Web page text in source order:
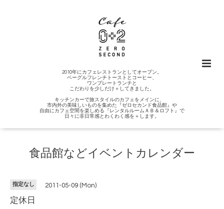
2010年にカフェレストランとしてオープン。
ベーグルフレンチトーストとコーヒー、
ワンプレートランチと
こだわりを少しだけ＋してきました。
キッチンカーで旅スタイルのカフェをメインに、
市内外の美味しいものを集めた『ゼロセカンド食品館』や
自由にカフェ空間を楽しめる『レンタルルームＡＢ＆ロフト』で
日々に非日常感とわくわく感を＋します。
食品館などイベントカレンダー
指定なし 2011-05-09 (Mon)
定休日